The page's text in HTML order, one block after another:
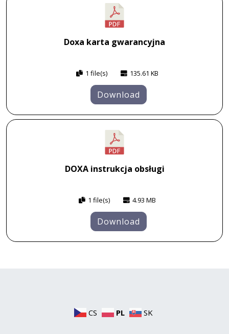
Doxa karta gwarancyjna
1 file(s) 135.61 KB
Download
DOXA instrukcja obsługi
1 file(s) 4.93 MB
Download
CS PL SK